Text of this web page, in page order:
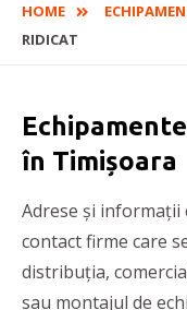
HOME
RIDICAT
în Timișoara
Adrese și informații
contact firme care
distribuția,
sau montajul de